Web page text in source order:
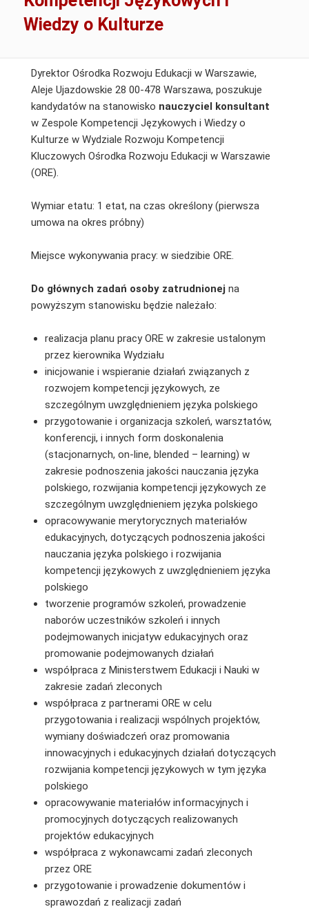
Wiedzy o Kulturze
Dyrektor Ośrodka Rozwoju Edukacji w Warszawie,
Aleje Ujazdowskie 28 00-478 Warszawa, poszukuje
kandydatów na stanowisko nauczyciel konsultant
w Zespole Kompetencji Językowych i Wiedzy o
Kulturze w Wydziale Rozwoju Kompetencji
Kluczowych Ośrodka Rozwoju Edukacji w Warszawie
(ORE).
Wymiar etatu: 1 etat, na czas określony (pierwsza
umowa na okres próbny)
Miejsce wykonywania pracy: w siedzibie ORE.
Do głównych zadań osoby zatrudnionej na
powyższym stanowisku będzie należało:
realizacja planu pracy ORE w zakresie ustalonym
przez kierownika Wydziału
inicjowanie i wspieranie działań związanych z
rozwojem kompetencji językowych, ze
szczególnym uwzględnieniem języka polskiego
przygotowanie i organizacja szkoleń, warsztatów,
konferencji, i innych form doskonalenia
(stacjonarnych, on-line, blended – learning) w
zakresie podnoszenia jakości nauczania języka
polskiego, rozwijania kompetencji językowych ze
szczególnym uwzględnieniem języka polskiego
opracowywanie merytorycznych materiałów
edukacyjnych, dotyczących podnoszenia jakości
nauczania języka polskiego i rozwijania
kompetencji językowych z uwzględnieniem języka
polskiego
tworzenie programów szkoleń, prowadzenie
naborów uczestników szkoleń i innych
podejmowanych inicjatyw edukacyjnych oraz
promowanie podejmowanych działań
współpraca z Ministerstwem Edukacji i Nauki w
zakresie zadań zleconych
współpraca z partnerami ORE w celu
przygotowania i realizacji wspólnych projektów,
wymiany doświadczeń oraz promowania
innowacyjnych i edukacyjnych działań dotyczących
rozwijania kompetencji językowych w tym języka
polskiego
opracowywanie materiałów informacyjnych i
promocyjnych dotyczących realizowanych
projektów edukacyjnych
współpraca z wykonawcami zadań zleconych
przez ORE
przygotowanie i prowadzenie dokumentów i
sprawozdań z realizacji zadań